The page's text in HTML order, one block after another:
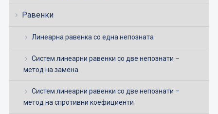
Равенки
Линеарна равенка со една непозната
Систем линеарни равенки со две непознати –
метод на замена
Систем линеарни равенки со две непознати –
метод на спротивни коефициенти